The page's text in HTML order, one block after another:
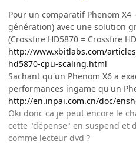
Pour un comparatif Phenom X4
génération) avec une solution
(Crossfire HD5870 = Crossfire
http://www.xbitlabs.com/
hd5870-cpu-scaling.html
Sachant qu'un Phenom X6 a
performances ingame qu'un
http://en.inpai.com.cn/doc/
Oki donc ca je peut encore le
cette "dépense" en suspend et
comme lecteur dvd ?